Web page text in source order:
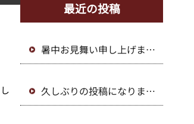
最近の投稿
暑中お見舞い申し上げま
す。
久しぶりの投稿になりまし
た。